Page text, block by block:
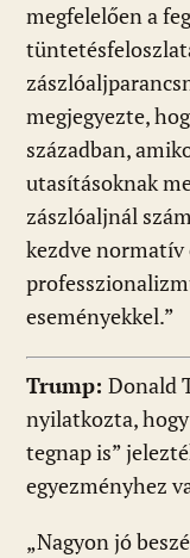
megfelelően a
megjegyezte,
században,
utasításoknak
zászlóaljnál
kezdve normatív
eseményekkel.”
Trump: Donald
nyilatkozta,
tegnap is”
egyezményhez
„Nagyon jó